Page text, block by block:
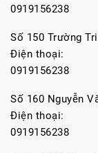
0919156238
Số 150 Trường
Điện thoại:
0919156238
Số 160 Nguyễn
Điện thoại:
0919156238